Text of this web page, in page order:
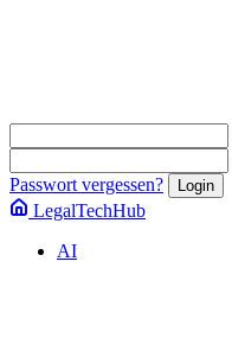
Passwort vergessen?
LegalTechHub
AI